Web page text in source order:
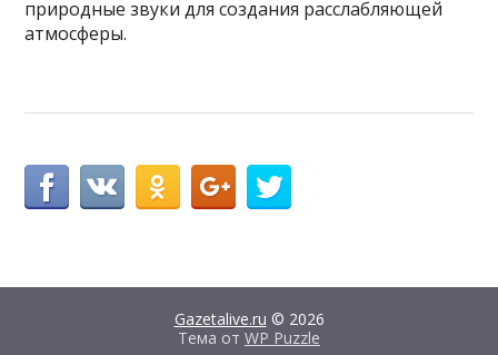
природные звуки для создания расслабляющей
атмосферы.
Gazetalive.ru © 2026
Тема от WP Puzzle